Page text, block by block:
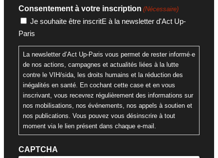
Consentement à votre inscription (Nécessaire)
Je souhaite être inscritE à la newsletter d'Act Up-
Paris
La newsletter d’Act Up-Paris vous permet de rester informé·e
de nos actions, campagnes et actualités liées à la lutte
contre le VIH/sida, les droits humains et la réduction des
inégalités en santé. En cochant cette case et en vous
inscrivant, vous recevrez régulièrement des informations sur
nos mobilisations, nos événements, nos appels à soutien et
nos publications. Vous pouvez vous désinscrire à tout
moment via le lien présent dans chaque e-mail.
CAPTCHA